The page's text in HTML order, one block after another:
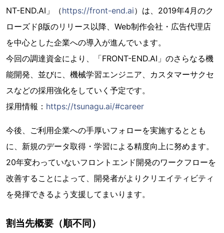
NT-END.AI」（https://front-end.ai）は、2019年4月のク
ローズドβ版のリリース以降、Web制作会社・広告代理店
を中心とした企業への導入が進んでいます。
今回の調達資金により、「FRONT-END.AI」のさらなる機
能開発、並びに、機械学習エンジニア、カスタマーサクセ
スなどの採用強化をしていく予定です。
採用情報： https://tsunagu.ai/#career
今後、ご利用企業への手厚いフォローを実施するととも
に、新規のデータ取得・学習による精度向上に努めます。
20年変わっていないフロントエンド開発のワークフローを
改善することによって、開発者がよりクリエイティビティ
を発揮できるよう支援してまいります。
割当先概要（順不同）